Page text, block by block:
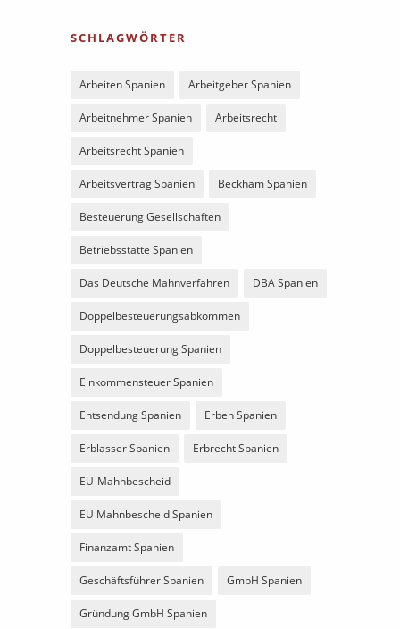
SCHLAGWÖRTER
Arbeiten Spanien Arbeitgeber Spanien
Arbeitnehmer Spanien Arbeitsrecht
Arbeitsrecht Spanien
Arbeitsvertrag Spanien Beckham Spanien
Besteuerung Gesellschaften
Betriebsstätte Spanien
Das Deutsche Mahnverfahren DBA Spanien
Doppelbesteuerungsabkommen
Doppelbesteuerung Spanien
Einkommensteuer Spanien
Entsendung Spanien Erben Spanien
Erblasser Spanien Erbrecht Spanien
EU-Mahnbescheid
EU Mahnbescheid Spanien
Finanzamt Spanien
Geschäftsführer Spanien GmbH Spanien
Gründung GmbH Spanien